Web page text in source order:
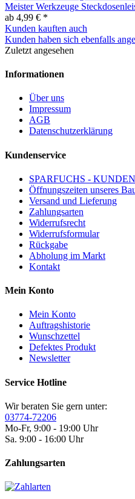
Meister Werkzeuge
ab 4,99 € *
Kunden kauften auch
Kunden haben sich ebenfalls
Zuletzt angesehen
Informationen
Über uns
Impressum
AGB
Datenschutzerklärung
Kundenservice
SPARFUCHS -
Öffnungszeiten unseres
Versand und Lieferung
Zahlungsarten
Widerrufsrecht
Widerrufsformular
Rückgabe
Abholung im Markt
Kontakt
Mein Konto
Mein Konto
Auftragshistorie
Wunschzettel
Defektes Produkt
Newsletter
Service Hotline
Wir beraten Sie gern unter:
03774-72206
Mo-Fr, 9:00 - 19:00 Uhr
Sa. 9:00 - 16:00 Uhr
Zahlungsarten